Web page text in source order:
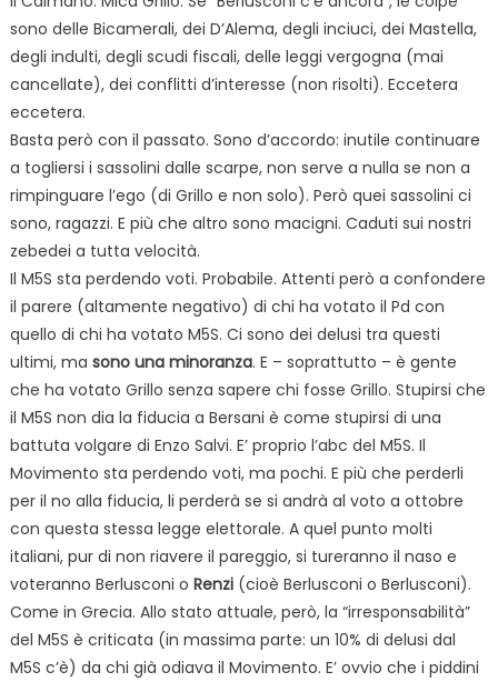
sono delle Bicamerali, dei D’Alema, degli inciuci, dei Mastella,
degli indulti, degli scudi fiscali, delle leggi vergogna (mai
cancellate), dei conflitti d’interesse (non risolti). Eccetera
eccetera.
Basta però con il passato. Sono d’accordo: inutile continuare
a togliersi i sassolini dalle scarpe, non serve a nulla se non a
rimpinguare l’ego (di Grillo e non solo). Però quei sassolini ci
sono, ragazzi. E più che altro sono macigni. Caduti sui nostri
zebedei a tutta velocità.
Il M5S sta perdendo voti. Probabile. Attenti però a confondere
il parere (altamente negativo) di chi ha votato il Pd con
quello di chi ha votato M5S. Ci sono dei delusi tra questi
ultimi, ma sono una minoranza. E – soprattutto – è gente
che ha votato Grillo senza sapere chi fosse Grillo. Stupirsi che
il M5S non dia la fiducia a Bersani è come stupirsi di una
battuta volgare di Enzo Salvi. E’ proprio l’abc del M5S. Il
Movimento sta perdendo voti, ma pochi. E più che perderli
per il no alla fiducia, li perderà se si andrà al voto a ottobre
con questa stessa legge elettorale. A quel punto molti
italiani, pur di non riavere il pareggio, si tureranno il naso e
voteranno Berlusconi o Renzi(cioè Berlusconi o Berlusconi).
Come in Grecia. Allo stato attuale, però, la “irresponsabilità”
del M5S è criticata (in massima parte: un 10% di delusi dal
M5S c’è) da chi già odiava il Movimento. E’ ovvio che i piddini